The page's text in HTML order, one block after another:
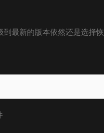
最新的版本依然还是选择恢